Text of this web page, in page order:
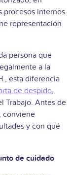
procesos internos
representación
persona que
a la
esta diferencia
de despido,
Trabajo. Antes de
conviene
y con qué
de cuidado